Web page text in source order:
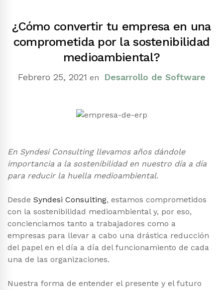
¿Cómo convertir tu empresa en una
comprometida por la sostenibilidad
medioambiental?
Febrero 25, 2021 en Desarrollo de Software
En Syndesi Consulting llevamos años dándole
importancia a la sostenibilidad en nuestro día a día
para reducir la huella medioambiental.
Desde Syndesi Consulting, estamos comprometidos
con la sostenibilidad medioambiental y, por eso,
concienciamos tanto a trabajadores como a
empresas para llevar a cabo una drástica reducción
del papel en el día a día del funcionamiento de cada
una de las organizaciones.
Nuestra forma de entender el presente y el futuro